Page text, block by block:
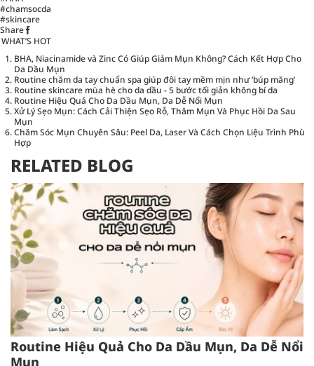
#chamsocda
#skincare
Share
WHAT’S HOT
BHA, Niacinamide và Zinc Có Giúp Giảm Mụn Không? Cách Kết Hợp Cho
Da Dầu Mụn
Routine chăm da tay chuẩn spa giúp đôi tay mềm mịn như ‘búp măng’
Routine skincare mùa hè cho da dầu - 5 bước tối giản không bí da
Routine Hiệu Quả Cho Da Dầu Mụn, Da Dễ Nổi Mụn
Xử Lý Sẹo Mụn: Cách Cải Thiện Sẹo Rỗ, Thâm Mụn Và Phục Hồi Da Sau
Mụn
Chăm Sóc Mụn Chuyên Sâu: Peel Da, Laser Và Cách Chọn Liệu Trình Phù
Hợp
RELATED BLOG
Routine Hiệu Quả Cho Da Dầu Mụn, Da Dễ Nổi
Mụn